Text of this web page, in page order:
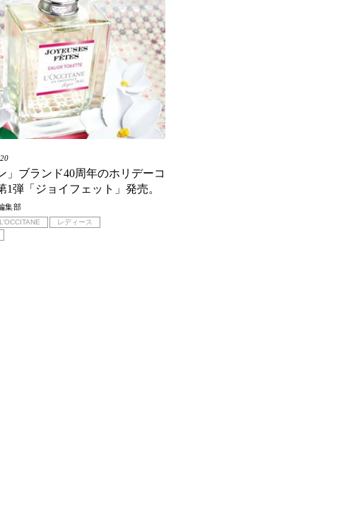
」ブランド40周年のホリデーコ
1弾「ジョイフェット」発売。
集部
L’OCCITANE
レディース